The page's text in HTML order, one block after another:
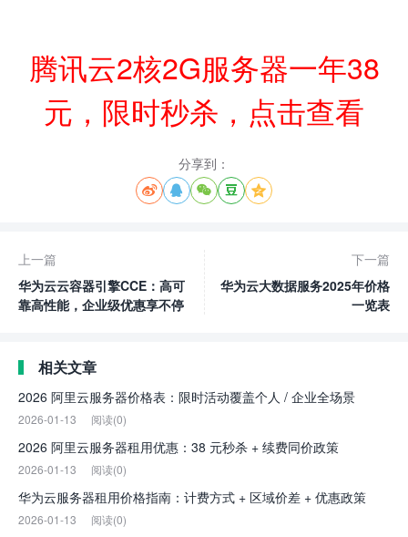
腾讯云2核2G服务器一年38
元，限时秒杀，点击查看
分享到：
    
上一篇
华为云云容器引擎CCE：高可
靠高性能，企业级优惠享不停
下一篇
华为云大数据服务2025年价格
一览表
相关文章
2026 阿里云服务器价格表：限时活动覆盖个人 / 企业全场景
2026-01-13 阅读(0)
2026 阿里云服务器租用优惠：38 元秒杀 + 续费同价政策
2026-01-13 阅读(0)
华为云服务器租用价格指南：计费方式 + 区域价差 + 优惠政策
2026-01-13 阅读(0)